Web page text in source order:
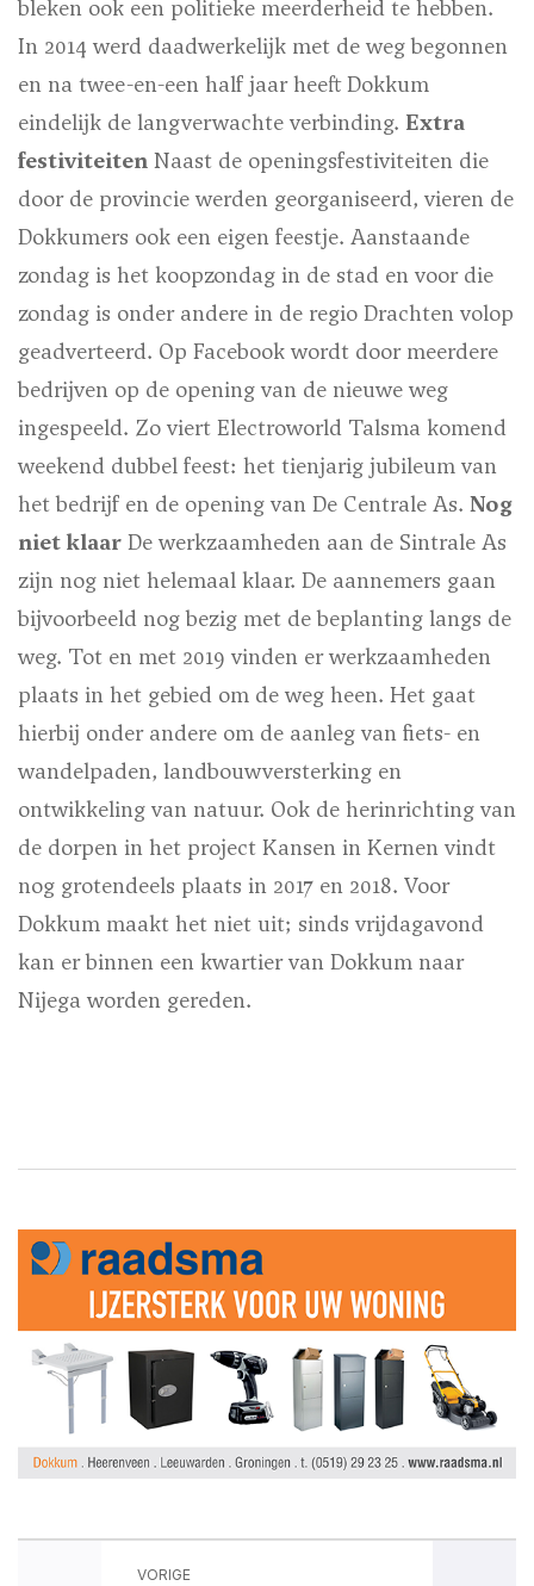
bleken ook een politieke meerderheid te hebben.
In 2014 werd daadwerkelijk met de weg begonnen
en na twee-en-een half jaar heeft Dokkum
eindelijk de langverwachte verbinding. Extra
festiviteiten Naast de openingsfestiviteiten die
door de provincie werden georganiseerd, vieren de
Dokkumers ook een eigen feestje. Aanstaande
zondag is het koopzondag in de stad en voor die
zondag is onder andere in de regio Drachten volop
geadverteerd. Op Facebook wordt door meerdere
bedrijven op de opening van de nieuwe weg
ingespeeld. Zo viert Electroworld Talsma komend
weekend dubbel feest: het tienjarig jubileum van
het bedrijf en de opening van De Centrale As. Nog
niet klaar De werkzaamheden aan de Sintrale As
zijn nog niet helemaal klaar. De aannemers gaan
bijvoorbeeld nog bezig met de beplanting langs de
weg. Tot en met 2019 vinden er werkzaamheden
plaats in het gebied om de weg heen. Het gaat
hierbij onder andere om de aanleg van fiets- en
wandelpaden, landbouwversterking en
ontwikkeling van natuur. Ook de herinrichting van
de dorpen in het project Kansen in Kernen vindt
nog grotendeels plaats in 2017 en 2018. Voor
Dokkum maakt het niet uit; sinds vrijdagavond
kan er binnen een kwartier van Dokkum naar
Nijega worden gereden.
VORIGE